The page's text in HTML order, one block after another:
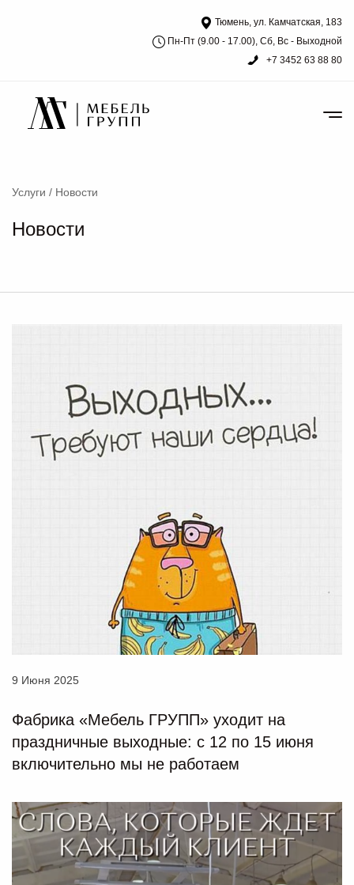
Тюмень, ул. Камчатская, 183
Пн-Пт (9.00 - 17.00), Сб, Вс - Выходной
+7 3452 63 88 80
Услуги / Новости
Новости
9 Июня 2025
Фабрика «Мебель ГРУПП» уходит на
праздничные выходные: с 12 по 15 июня
включительно мы не работаем